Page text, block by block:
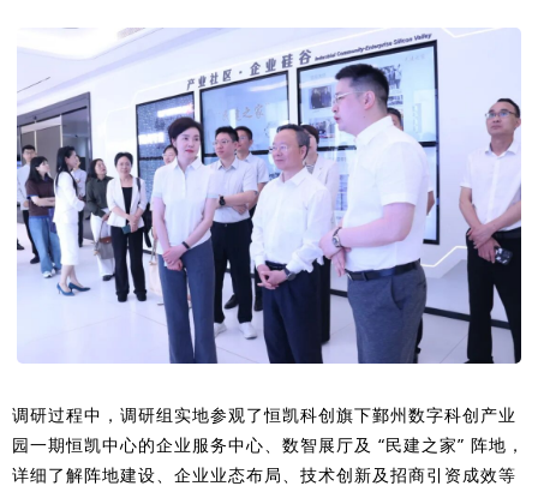
调研过程中，调研组实地参观了恒凯科创旗下鄞州数字科创产业
园一期恒凯中心的企业服务中心、数智展厅及 “民建之家” 阵地，
详细了解阵地建设、企业业态布局、技术创新及招商引资成效等